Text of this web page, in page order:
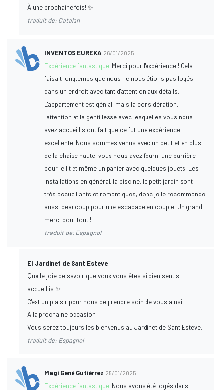
À une prochaine fois! ✨
traduit de: Catalan
INVENTOS EUREKA 26/01/2025
Expérience fantastique: Merci pour l'expérience ! Cela
faisait longtemps que nous ne nous étions pas logés
dans un endroit avec tant d'attention aux détails.
L'appartement est génial, mais la considération,
l'attention et la gentillesse avec lesquelles vous nous
avez accueillis ont fait que ce fut une expérience
excellente. Nous sommes venus avec un petit et en plus
de la chaise haute, vous nous avez fourni une barrière
pour le lit et même un panier avec quelques jouets. Les
installations en général, la piscine, le petit jardin sont
très accueillants et romantiques, donc je le recommande
aussi beaucoup pour une escapade en couple. Un grand
merci pour tout !
traduit de: Espagnol
El Jardinet de Sant Esteve
Quelle joie de savoir que vous vous êtes si bien sentis
accueillis ✨
C'est un plaisir pour nous de prendre soin de vous ainsi.
À la prochaine occasion !
Vous serez toujours les bienvenus au Jardinet de Sant Esteve.
traduit de: Espagnol
Magí Gené Gutiérrez 25/01/2025
Expérience fantastique: Nous avons été logés dans